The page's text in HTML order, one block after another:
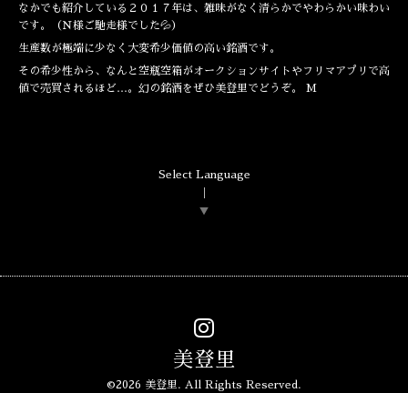
なかでも紹介している２０１７年は、雑味がなく清らかでやわらかい味わい
です。（Ｎ様ご馳走様でした💦）
生産数が極端に少なく大変希少価値の高い銘酒です。
その希少性から、なんと空瓶空箱がオークションサイトやフリマアプリで高
値で売買されるほど…。幻の銘酒をぜひ美登里でどうぞ。 M
Select Language
▼
美登里
©2026 美登里. All Rights Reserved.